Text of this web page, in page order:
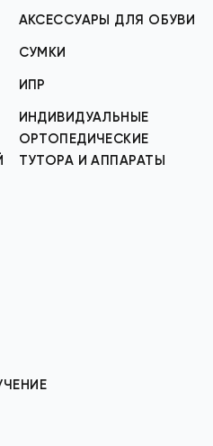
АКСЕССУАРЫ ДЛЯ ОБУВИ
СУМКИ
ИПР
ИНДИВИДУАЛЬНЫЕ
ОРТОПЕДИЧЕСКИЕ
ТУТОРА И АППАРАТЫ